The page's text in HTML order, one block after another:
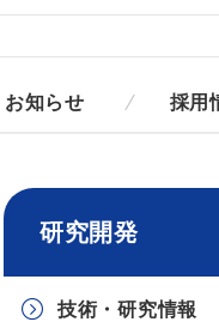
お知らせ 採用
研究開発
技術・研究情報